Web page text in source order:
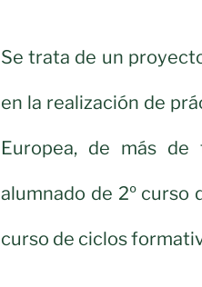
Se trata de un
en la realización de
Europea, de más de
alumnado de 2º curso
curso de ciclos